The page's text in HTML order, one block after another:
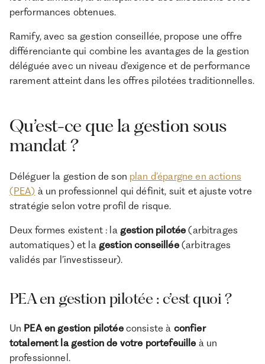
Ces évaluations reposent sur des données publiques arrêtées
cités (sites internet, rapports de gestion, médias spécialisés).
Les classements reflètent une analyse qualitative et
indépendante, sans valeur de conseil financier.
Sources : Données issues des sites officiels.
performances obtenues.
Ramify, avec sa gestion conseillée, propose une offre
différenciante qui combine les avantages de la gestion
déléguée avec un niveau d’exigence et de performance
rarement atteint dans les offres pilotées traditionnelles.
Qu’est-ce que la gestion sous
mandat ?
Déléguer la gestion de son plan d’épargne en actions
(PEA) à un professionnel qui définit, suit et ajuste votre
stratégie selon votre profil de risque.
Deux formes existent : la gestion pilotée (arbitrages
automatiques) et la gestion conseillée(arbitrages
validés par l’investisseur).
PEA en gestion pilotée : c’est quoi ?
Un PEA en gestion pilotéeconsiste à confier
totalement la gestion de votre portefeuille à un
professionnel.